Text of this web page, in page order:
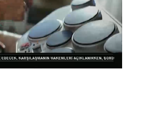
Kütahya’da komşuluk bağları güçleniyor
Eskişehir'de Kentpark Yapay Plajı yeni
sezonda hizmete açıldı